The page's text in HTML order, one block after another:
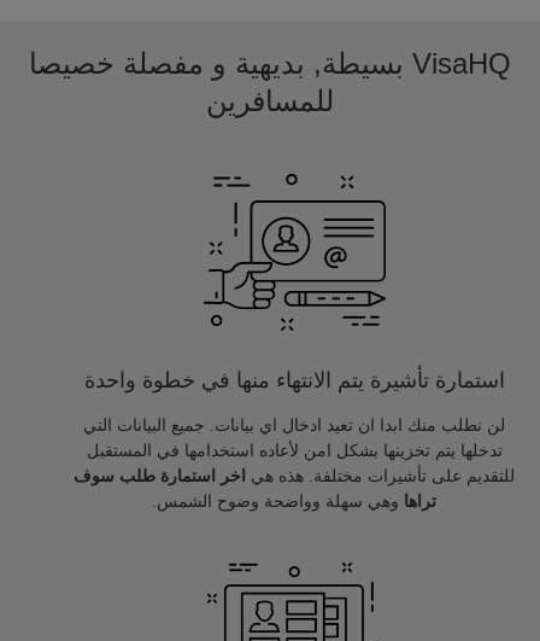
VisaHQ بسيطة, بديهية و مفصلة خصيصا
للمسافرين
استمارة تأشيرة يتم الانتهاء منها في خطوة واحدة
لن نطلب منك ابدا ان تعيد ادخال اي بيانات. جميع البيانات التي
تدخلها يتم تخزينها بشكل امن لأعاده استخدامها في المستقبل
للتقديم على تأشيرات مختلفة. هذه هي
اخر استمارة طلب سوف
تراها وهي سهلة وواضحة وضوح الشمس.